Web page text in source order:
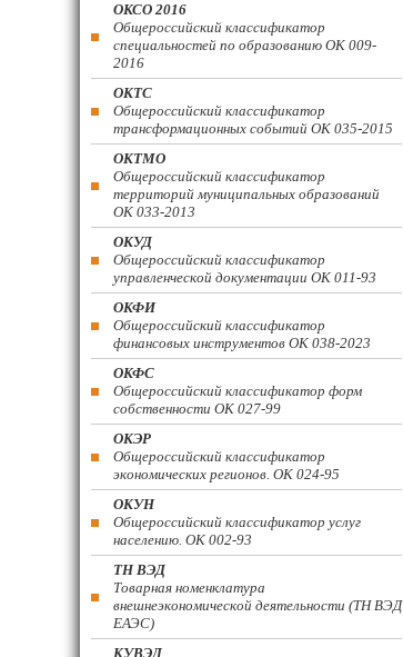
ОКСО 2016
Общероссийский классификатор
специальностей по образованию ОК 009-
2016
ОКТС
Общероссийский классификатор
трансформационных событий ОК 035-2015
ОКТМО
Общероссийский классификатор
территорий муниципальных образований
ОК 033-2013
ОКУД
Общероссийский классификатор
управленческой документации ОК 011-93
ОКФИ
Общероссийский классификатор
финансовых инструментов OK 038-2023
ОКФС
Общероссийский классификатор форм
собственности ОК 027-99
ОКЭР
Общероссийский классификатор
экономических регионов. ОК 024-95
ОКУН
Общероссийский классификатор услуг
населению. ОК 002-93
ТН ВЭД
Товарная номенклатура
внешнеэкономической деятельности (ТН ВЭД
ЕАЭС)
КУВЭД